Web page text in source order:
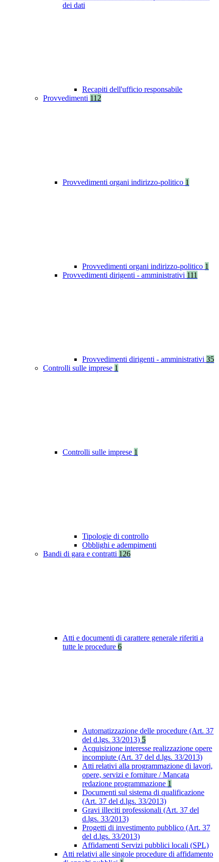
dei dati
Recapiti dell'ufficio responsabile
Provvedimenti 112
Provvedimenti organi indirizzo-politico 1
Provvedimenti organi indirizzo-politico 1
Provvedimenti dirigenti - amministrativi 111
Provvedimenti dirigenti - amministrativi 35
Controlli sulle imprese 1
Controlli sulle imprese 1
Tipologie di controllo
Obblighi e adempimenti
Bandi di gara e contratti 126
Atti e documenti di carattere generale riferiti a
tutte le procedure 6
Automatizzazione delle procedure (Art. 37
del d.lgs. 33/2013) 5
Acquisizione interesse realizzazione opere
incompiute (Art. 37 del d.lgs. 33/2013)
Atti relativi alla programmazione di lavori,
opere, servizi e forniture / Mancata
redazione programmazione 1
Documenti sul sistema di qualificazione
(Art. 37 del d.lgs. 33/2013)
Gravi illeciti professionali (Art. 37 del
d.lgs. 33/2013)
Progetti di investimento pubblico (Art. 37
del d.lgs. 33/2013)
Affidamenti Servizi pubblici locali (SPL)
Atti relativi alle singole procedure di affidamento